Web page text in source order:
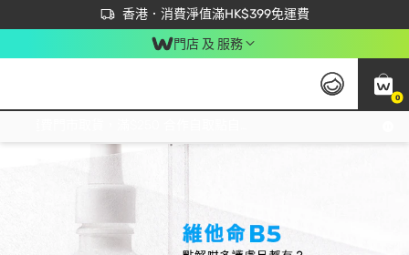
香港．消費淨值滿HK$399免運費
立即成為易賞錢會員盡享獨家優惠
首次APP下單買滿$450 輸入 NEWAPP 即減$50
門店 及 服務
0
Tag:維他命b51 item(s) found